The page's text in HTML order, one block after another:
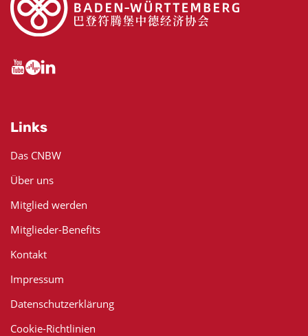
Links
Das CNBW
Über uns
Mitglied werden
Mitglieder-Benefits
Kontakt
Impressum
Datenschutzerklärung
Cookie-Richtlinien